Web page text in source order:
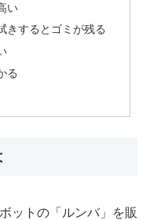
い
きするとゴミが残る
る
ットの「ルンバ」を販